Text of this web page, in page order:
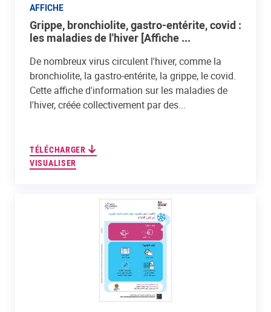
AFFICHE
Grippe, bronchiolite, gastro-entérite, covid :
les maladies de l'hiver [Affiche ...
De nombreux virus circulent l'hiver, comme la
bronchiolite, la gastro-entérite, la grippe, le covid.
Cette affiche d'information sur les maladies de
l'hiver, créée collectivement par des...
TÉLÉCHARGER
VISUALISER